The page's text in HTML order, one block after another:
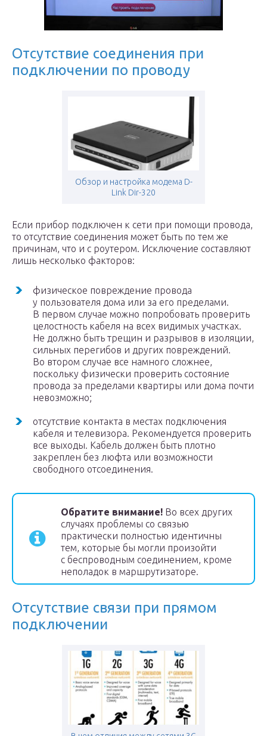
Отсутствие соединения при
подключении по проводу
Обзор и настройка модема D-
Link Dir-320
Если прибор подключен к сети при помощи провода,
то отсутствие соединения может быть по тем же
причинам, что и с роутером. Исключение составляют
лишь несколько факторов:
физическое повреждение провода
у пользователя дома или за его пределами.
В первом случае можно попробовать проверить
целостность кабеля на всех видимых участках.
Не должно быть трещин и разрывов в изоляции,
сильных перегибов и других повреждений.
Во втором случае все намного сложнее,
поскольку физически проверить состояние
провода за пределами квартиры или дома почти
невозможно;
отсутствие контакта в местах подключения
кабеля и телевизора. Рекомендуется проверить
все выходы. Кабель должен быть плотно
закреплен без люфта или возможности
свободного отсоединения.
Обратите внимание! Во всех других
случаях проблемы со связью
практически полностью идентичны
тем, которые бы могли произойти
с беспроводным соединением, кроме
неполадок в маршрутизаторе.
Отсутствие связи при прямом
подключении